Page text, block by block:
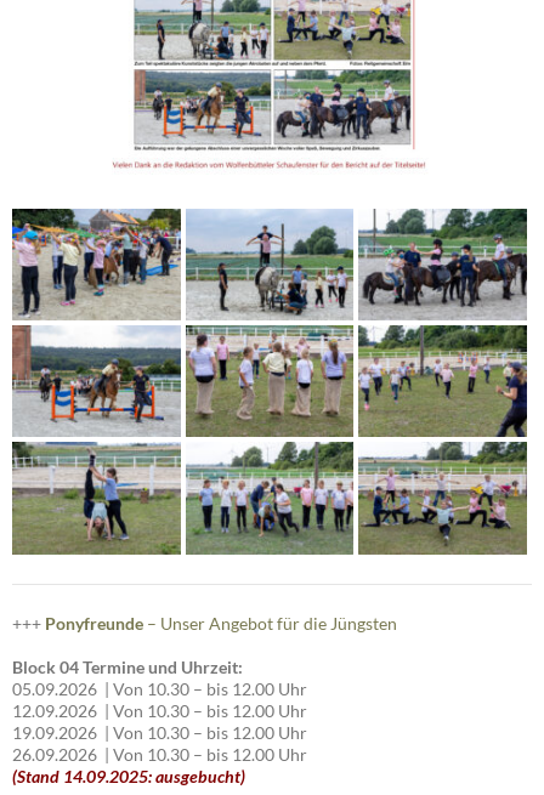
+++ Ponyfreunde – Unser Angebot für die Jüngsten
Block 04 Termine und Uhrzeit:
05.09.2026 | Von 10.30 – bis 12.00 Uhr
12.09.2026 | Von 10.30 – bis 12.00 Uhr
19.09.2026 | Von 10.30 – bis 12.00 Uhr
26.09.2026 | Von 10.30 – bis 12.00 Uhr
(Stand 14.09.2025: ausgebucht)